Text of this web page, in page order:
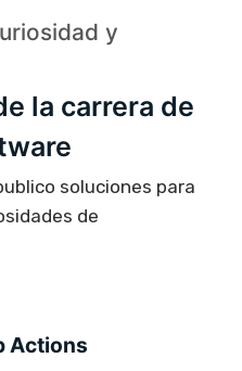
y
la carrera de
soluciones para
de
Actions